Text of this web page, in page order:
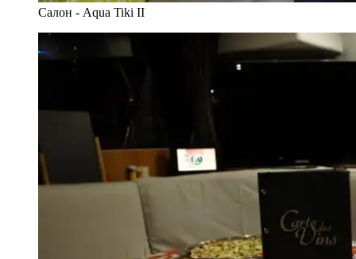
Салон - Aqua Tiki II